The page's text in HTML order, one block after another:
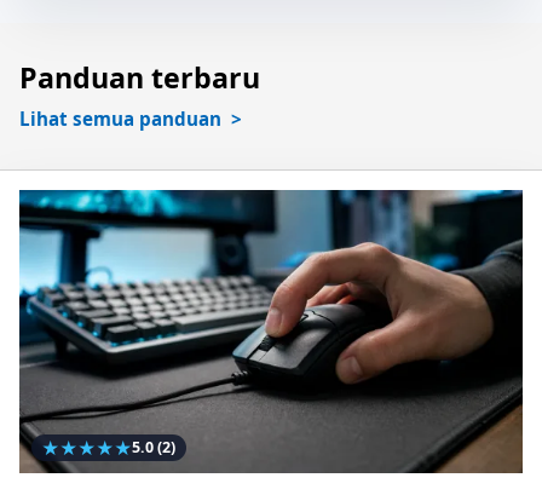
Panduan terbaru
Lihat semua panduan
★★★★★5.0(2)